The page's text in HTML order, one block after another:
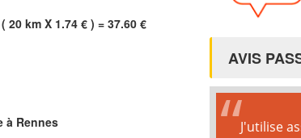
20 km X 1.74 € ) = 37.60 €
à Rennes
AVIS